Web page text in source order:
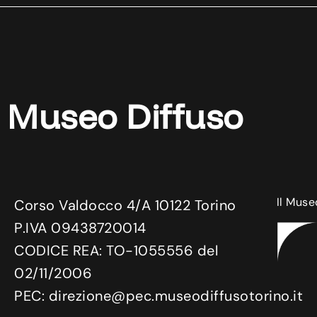
Museo Diffuso
Corso Valdocco 4/A 10122 Torino
P.IVA 09438720014
CODICE REA: TO-1055556 del
02/11/2006
PEC: direzione@pec.museodiffusotorino.it
Il